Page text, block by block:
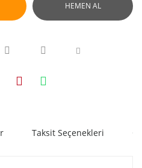
HEMEN AL
Taksit Seçenekleri